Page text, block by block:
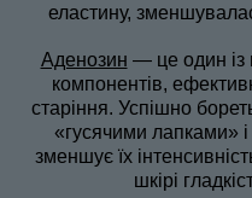
еластину,
Аденозин — це один із
компонентів,
старіння. Успішно
«гусячими лапками»
зменшує їх
шкірі